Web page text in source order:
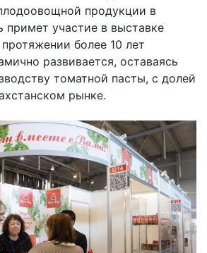
продукции в
примет участие в выставке
более 10 лет
развивается, оставаясь
томатной пасты, с долей
рынке.